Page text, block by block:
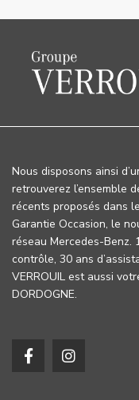
Nous disposons ainsi
retrouverez l’ensemble
récents proposés dans
Garantie Occasion, le
réseau Mercedes-Benz.
contrôle, 30 ans
VERROUIL est aussi
DORDOGNE.